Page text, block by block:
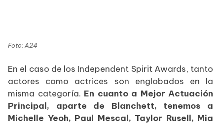
Foto: A24
En el caso de los Independent Spirit Awards, tanto
actores como actrices son englobados en la
misma categoría. En cuanto a Mejor Actuación
Principal, aparte de Blanchett, tenemos a
Michelle Yeoh, Paul Mescal, Taylor Rusell, Mia